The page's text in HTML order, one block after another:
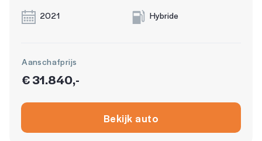
2021 Hybride
Aanschafprijs
€ 31.840,-
Bekijk auto